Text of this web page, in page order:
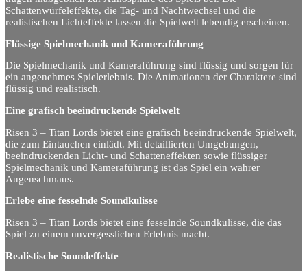
Schattenwürfeleffekte, die Tag- und Nachtwechsel und die
realistischen Lichteffekte lassen die Spielwelt lebendig erscheinen.
Flüssige Spielmechanik und Kameraführung
Die Spielmechanik und Kameraführung sind flüssig und sorgen für
ein angenehmes Spielerlebnis. Die Animationen der Charaktere sind
flüssig und realistisch.
Eine grafisch beeindruckende Spielwelt
Risen 3 – Titan Lords bietet eine grafisch beeindruckende Spielwelt,
die zum Eintauchen einlädt. Mit detaillierten Umgebungen,
beeindruckenden Licht- und Schatteneffekten sowie flüssiger
Spielmechanik und Kameraführung ist das Spiel ein wahrer
Augenschmaus.
Erlebe eine fesselnde Soundkulisse
Risen 3 – Titan Lords bietet eine fesselnde Soundkulisse, die das
Spiel zu einem unvergesslichen Erlebnis macht.
Realistische Soundeffekte